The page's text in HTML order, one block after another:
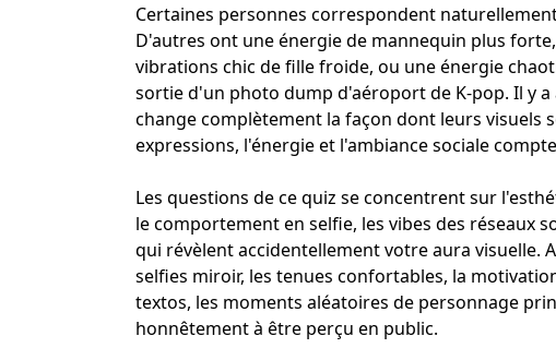
Certaines personnes correspondent
D'autres ont une énergie de mannequin plus
vibrations chic de fille froide, ou une énergie
sortie d'un photo dump d'aéroport de K-pop. Il y
change complètement la façon dont leurs visuels
expressions, l'énergie et l'ambiance sociale
Les questions de ce quiz se concentrent sur
le comportement en selfie, les vibes des réseaux
qui révèlent accidentellement votreaura visuelle.
selfies miroir, les tenues confortables, la
textos, les moments aléatoires de personnage
honnêtement à être perçu en public.